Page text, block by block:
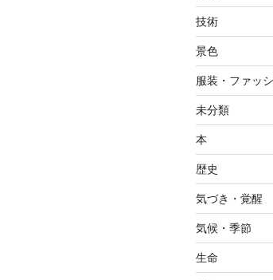
技術
景色
服装・ファッ
未分類
本
歴史
気づき・覚醒
気候・季節
生命